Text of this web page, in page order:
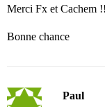
Merci Fx et Cachem
Bonne chance
Paul